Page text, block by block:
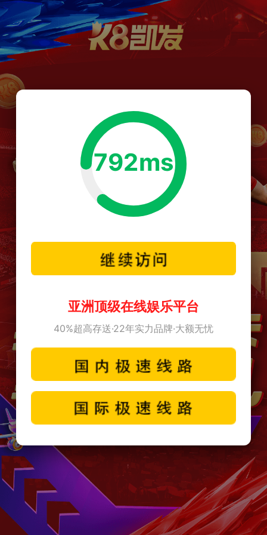
792ms
亚洲顶级在线娱乐平台
40%超高存送·22年实力品牌·大额无忧